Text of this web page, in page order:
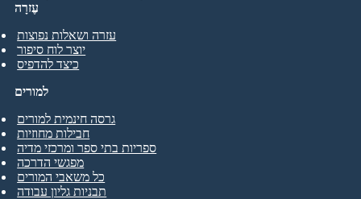
עֶזרָה
עזרה ושאלות נפוצות
יוצר לוח סיפור
כיצד להדפיס
למורים
גרסה חינמית למורים
חבילות מחוזיות
ספריות בתי ספר ומרכזי מדיה
מפגשי הדרכה
כל משאבי המורים
תבניות גליון עבודה